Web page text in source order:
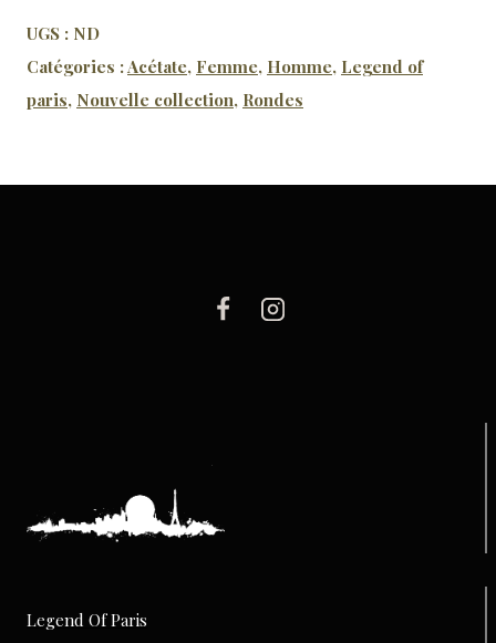
UGS : ND
Catégories :Acétate, Femme, Homme, Legend of
paris, Nouvelle collection, Rondes
Legend Of Paris